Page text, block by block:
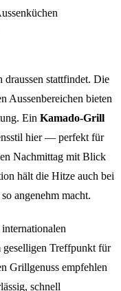
stattfindet. Die
Aussenbereichen bieten
Ein Kamado-Grill
hier — perfekt für
Nachmittag mit Blick
hält die Hitze auch bei
angenehm macht.
geselligen Treffpunkt für
Grillgenuss empfehlen
schnell